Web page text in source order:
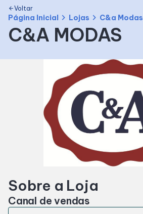
Shopping
Mapa Interno
Facilidades
Como Chegar
Cinema
arrow_backVoltar
Página Inicial chevron_right Lojas chevron_right C&a Modas
C&A MODAS
Sobre a Loja
Canal de vendas